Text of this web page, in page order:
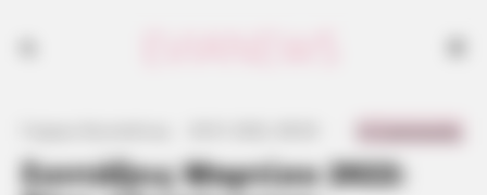
Συντάξεις Μαρτίου 2022: